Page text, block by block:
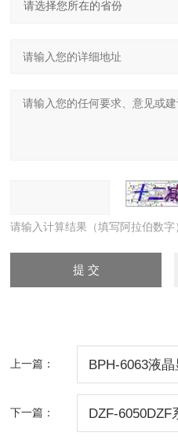
请输入计算结果（填写阿拉伯数
上一篇： BPH-6063液
下一篇： DZF-